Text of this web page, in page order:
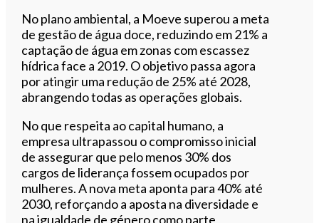
No plano ambiental, a Moeve superou a meta
de gestão de água doce, reduzindo em 21% a
captação de água em zonas com escassez
hídrica face a 2019. O objetivo passa agora
por atingir uma redução de 25% até 2028,
abrangendo todas as operações globais.
No que respeita ao capital humano, a
empresa ultrapassou o compromisso inicial
de assegurar que pelo menos 30% dos
cargos de liderança fossem ocupados por
mulheres. A nova meta aponta para 40% até
2030, reforçando a aposta na diversidade e
na igualdade de género como parte